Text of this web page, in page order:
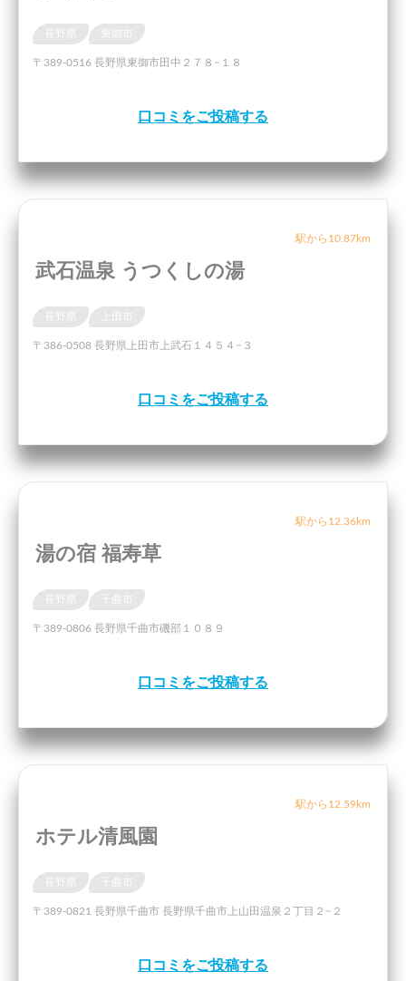
〒389-0516 長野県東御市田中２７８−１８
口コミをご投稿する
駅から10.87km
武石温泉 うつくしの湯
〒386-0508 長野県上田市上武石１４５４−３
口コミをご投稿する
駅から12.36km
湯の宿 福寿草
〒389-0806 長野県千曲市磯部１０８９
口コミをご投稿する
駅から12.59km
ホテル清風園
〒389-0821 長野県千曲市 長野県千曲市上山田温泉２丁目２−２
口コミをご投稿する